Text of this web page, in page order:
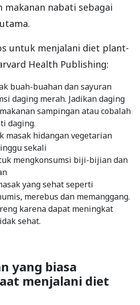
makanan nabati sebagai
untuk menjalani diet plant-
Health Publishing:
buah-buahan dan sayuran
daging merah. Jadikan daging
sampingan atau cobalah
daging.
masak hidangan vegetarian
sekali
mengkonsumsi biji-bijian dan
yang sehat seperti
merebus dan memanggang.
karena dapat meningkat
sehat.
yang biasa
menjalani diet